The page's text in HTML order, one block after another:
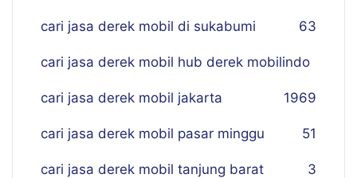
cari jasa derek mobil di sukabumi 63
cari jasa derek mobil hub derek mobilindo
69
cari jasa derek mobil jakarta 19
cari jasa derek mobil pasar minggu 51
cari jasa derek mobil tanjung barat 3